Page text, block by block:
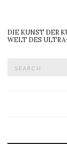
DIE KUNST DER
WELT DES